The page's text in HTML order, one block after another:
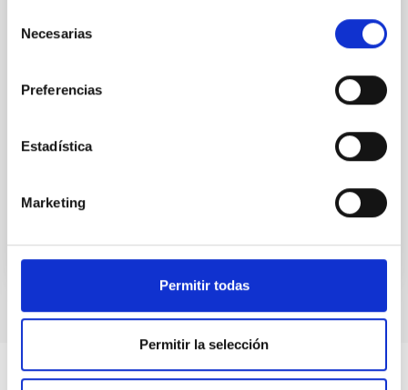
Necesarias
Preferencias
Estadística
Marketing
Permitir todas
Permitir la selección
SUBSTELLAR ASTROPHYSICS 2026, que se
celebrará del 10 al 14 de agosto cerca de la histórica
España
Ahora
WEBSITE OF THE MEETING